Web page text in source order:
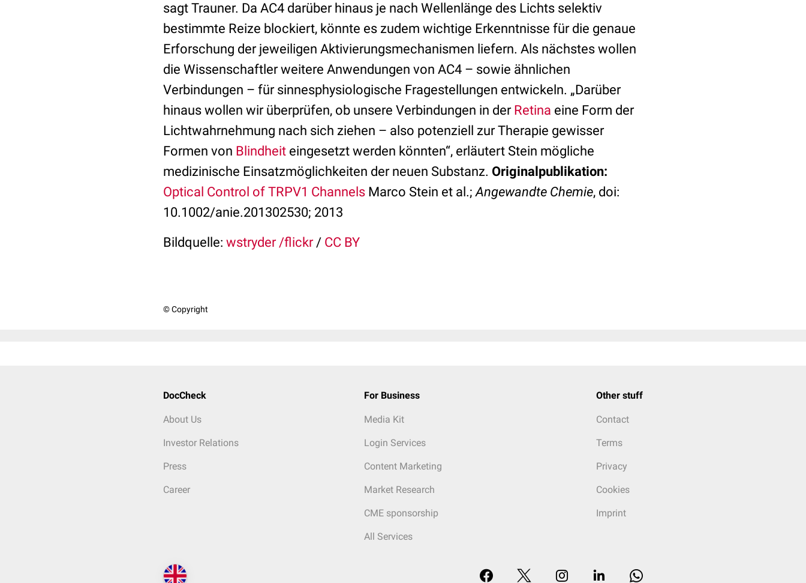
sagt Trauner. Da AC4 darüber hinaus je nach Wellenlänge des Lichts selektiv
bestimmte Reize blockiert, könnte es zudem wichtige Erkenntnisse für die genaue
Erforschung der jeweiligen Aktivierungsmechanismen liefern. Als nächstes wollen
die Wissenschaftler weitere Anwendungen von AC4 – sowie ähnlichen
Verbindungen – für sinnesphysiologische Fragestellungen entwickeln. „Darüber
hinaus wollen wir überprüfen, ob unsere Verbindungen in der Retina eine Form der
Lichtwahrnehmung nach sich ziehen – also potenziell zur Therapie gewisser
Formen von Blindheit eingesetzt werden könnten“, erläutert Stein mögliche
medizinische Einsatzmöglichkeiten der neuen Substanz. Originalpublikation:
Optical Control of TRPV1 Channels Marco Stein et al.;Angewandte Chemie, doi:
10.1002/anie.201302530; 2013
Bildquelle: wstryder /flickr/ CC BY
© Copyright
DocCheck
About Us
Investor Relations
Press
Career
For Business
Media Kit
Login Services
Content Marketing
Market Research
CME sponsorship
All Services
Other stuff
Contact
Terms
Privacy
Cookies
Imprint